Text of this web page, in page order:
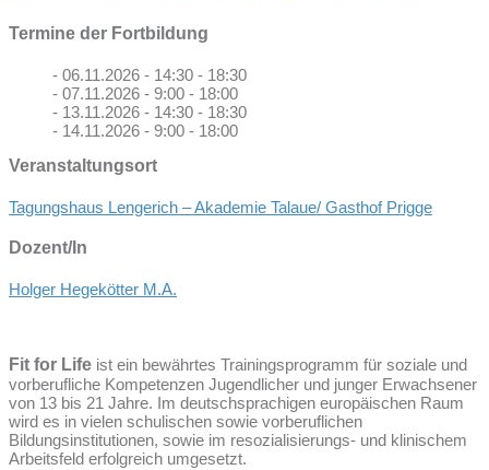
Termine der Fortbildung
- 06.11.2026 - 14:30 - 18:30
- 07.11.2026 - 9:00 - 18:00
- 13.11.2026 - 14:30 - 18:30
- 14.11.2026 - 9:00 - 18:00
Veranstaltungsort
Tagungshaus Lengerich – Akademie Talaue/ Gasthof Prigge
Dozent/In
Holger Hegekötter M.A.
Fit for Life ist ein bewährtes Trainingsprogramm für soziale und
vorberufliche Kompetenzen Jugendlicher und junger Erwachsener
von 13 bis 21 Jahre. Im deutschsprachigen europäischen Raum
wird es in vielen schulischen sowie vorberuflichen
Bildungsinstitutionen, sowie im resozialisierungs- und klinischem
Arbeitsfeld erfolgreich umgesetzt.